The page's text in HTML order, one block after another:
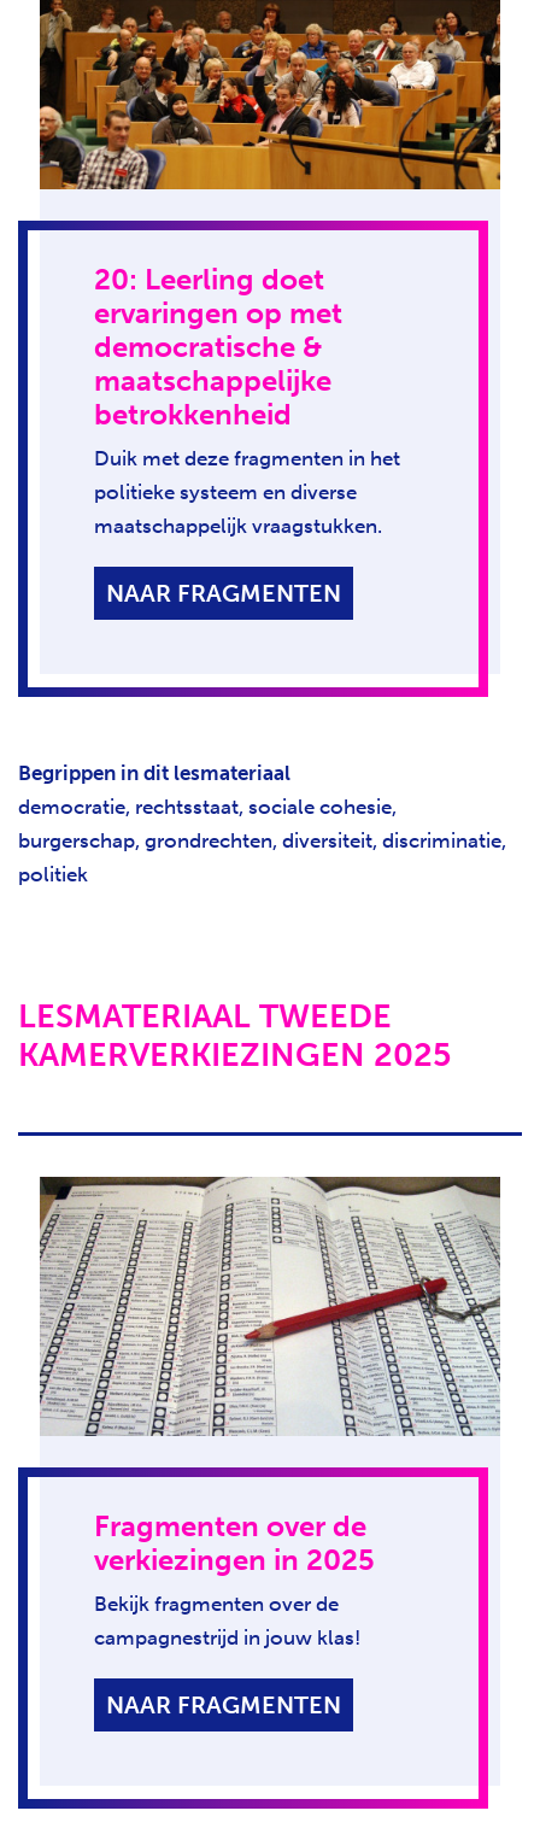
20: Leerling doet
ervaringen op met
democratische &
maatschappelijke
betrokkenheid
Duik met deze fragmenten in het
politieke systeem en diverse
maatschappelijk vraagstukken.
NAAR FRAGMENTEN
Begrippen in dit lesmateriaal
democratie, rechtsstaat, sociale cohesie,
burgerschap, grondrechten, diversiteit, discriminatie,
politiek
LESMATERIAAL TWEEDE
KAMERVERKIEZINGEN 2025
Fragmenten over de
verkiezingen in 2025
Bekijk fragmenten over de
campagnestrijd in jouw klas!
NAAR FRAGMENTEN